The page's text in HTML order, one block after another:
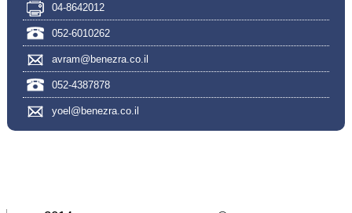
04-8642012
052-6010262
avram@benezra.co.il
052-4387878
yoel@benezra.co.il